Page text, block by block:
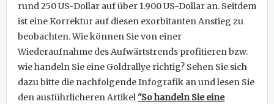
rund 250 US-Dollar auf über 1.900 US-Dollar an. Seitdem
ist eine Korrektur auf diesen exorbitanten Anstieg zu
beobachten. Wie können Sie von einer
Wiederaufnahme des Aufwärtstrends profitieren bzw.
wie handeln Sie eine Goldrallye richtig? Sehen Sie sich
dazu bitte die nachfolgende Infografik an und lesen Sie
den ausführlicheren Artikel "So handeln Sie eine